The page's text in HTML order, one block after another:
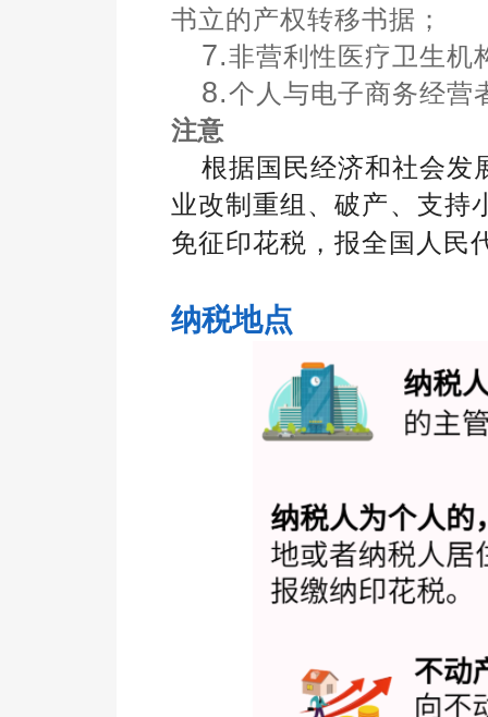
书立的产权转移书据；
7.非营利性医疗卫生机
8.个人与电子商务经营
注意
根据国民经济和社会发
业改制重组、破产、支持
免征印花税，报全国人民
纳税地点